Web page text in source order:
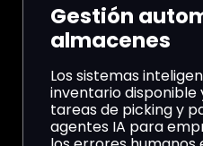
Gestión
almacenes
Los sistemas
inventario disponible
tareas de picking y
agentes IA para